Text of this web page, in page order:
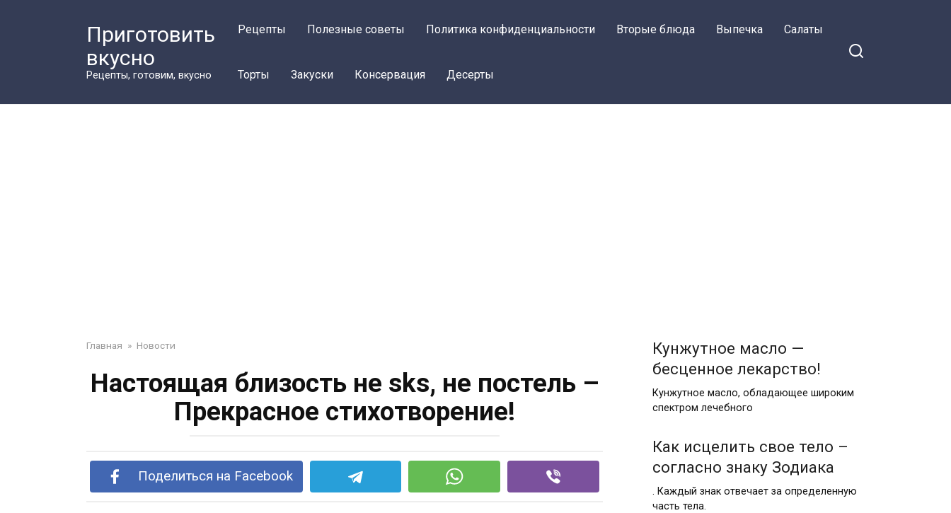
Приготовить
вкусно
Рецепты, готовим, вкусно
Рецепты Полезные советы Политика конфиденциальности Вторые блюда Выпечка Салаты
Торты Закуски Консервация Десерты
Главная » Новости
Настоящая близость не sks, не постель –
Прекрасное стихотворение!
Поделиться на Facebook
Кунжутное масло —
бесценное лекарство!
Кунжутное масло, обладающее широким
спектром лечебного
Как исцелить свое тело –
согласно знаку Зодиака
. Каждый знак отвечает за определенную
часть тела.